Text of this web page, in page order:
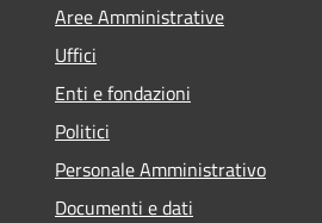
Aree Amministrative
Uffici
Enti e fondazioni
Politici
Personale Amministrativo
Documenti e dati